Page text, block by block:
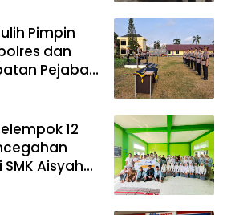
Pimpin
dan
Pejabat
12
Aisyah
Tanjung